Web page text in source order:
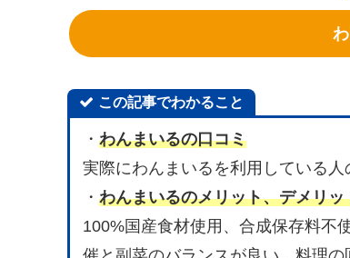
この記事でわかること
・わんまいるの口コミ
実際にわんまいるを利用している人
・わんまいるのメリット、デメリッ
100%国産食材使用、合成保存料不